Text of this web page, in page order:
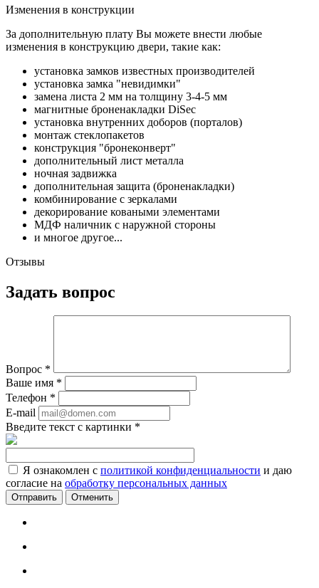
Изменения в конструкции
За дополнительную плату Вы можете внести любые
изменения в конструкцию двери, такие как:
установка замков известных производителей
установка замка "невидимки"
замена листа 2 мм на толщину 3-4-5 мм
магнитные броненакладки DiSec
установка внутренних доборов (порталов)
монтаж стеклопакетов
конструкция "бронеконверт"
дополнительный лист металла
ночная задвижка
дополнительная защита (броненакладки)
комбинирование с зеркалами
декорирование коваными элементами
МДФ наличник с наружной стороны
и многое другое...
Отзывы
Задать вопрос
Вопрос *
Ваше имя *
Телефон *
E-mail
Введите текст с картинки *
Я ознакомлен с политикой конфиденциальности и даю
согласие на обработку персональных данных
Отменить